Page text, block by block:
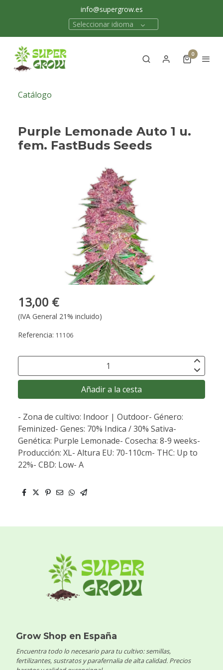
info@supergrow.es
Seleccionar idioma
0
Catálogo
Purple Lemonade Auto 1 u.
fem. FastBuds Seeds
13,00 €
(IVA General 21% incluido)
Referencia: 11106
Añadir a la cesta
- Zona de cultivo: Indoor | Outdoor- Género:
Feminized- Genes: 70% Indica / 30% Sativa-
Genética: Purple Lemonade- Cosecha: 8-9 weeks-
Producción: XL- Altura EU: 70-110cm- THC: Up to
22%- CBD: Low- A
Grow Shop en España
Encuentra todo lo necesario para tu cultivo: semillas,
fertilizantes, sustratos y parafernalia de alta calidad. Precios